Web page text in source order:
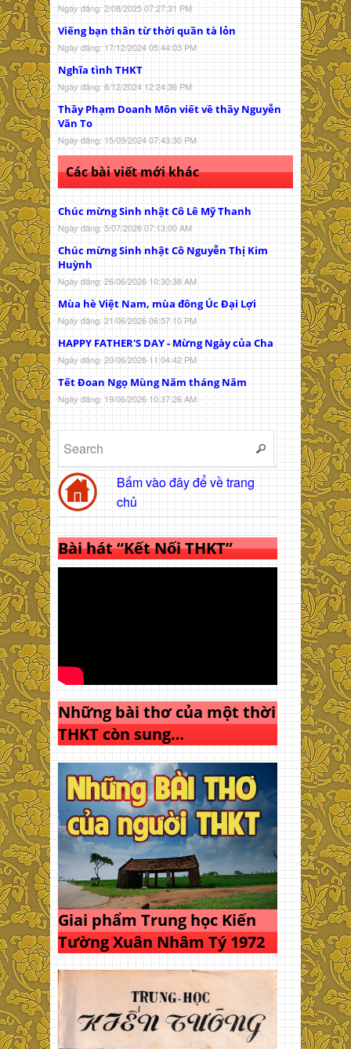
Ngày đăng: 2/08/2025 07:27:31 PM
Viếng bạn thân từ thời quần tà lỏn
Ngày đăng: 17/12/2024 05:44:03 PM
Nghĩa tình THKT
Ngày đăng: 6/12/2024 12:24:36 PM
Thầy Phạm Doanh Môn viết về thầy Nguyễn
Văn To
Ngày đăng: 15/09/2024 07:43:30 PM
Các bài viết mới khác
Chúc mừng Sinh nhật Cô Lê Mỹ Thanh
Ngày đăng: 5/07/2026 07:13:00 AM
Chúc mừng Sinh nhật Cô Nguyễn Thị Kim
Huỳnh
Ngày đăng: 26/06/2026 10:30:38 AM
Mùa hè Việt Nam, mùa đông Úc Đại Lợi
Ngày đăng: 21/06/2026 06:57:10 PM
HAPPY FATHER'S DAY - Mừng Ngày của Cha
Ngày đăng: 20/06/2026 11:04:42 PM
Tết Đoan Ngọ Mùng Năm tháng Năm
Ngày đăng: 19/06/2026 10:37:26 AM
Bấm vào đây để về trang
chủ
Bài hát “Kết Nối THKT”
Những bài thơ của một thời
THKT còn sung…
Giai phẩm Trung học Kiến
Tường Xuân Nhâm Tý 1972